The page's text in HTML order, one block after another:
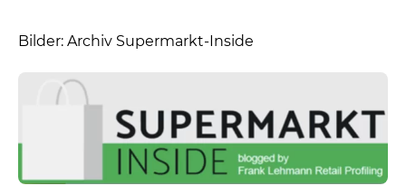
Bilder: Archiv Supermarkt-Inside